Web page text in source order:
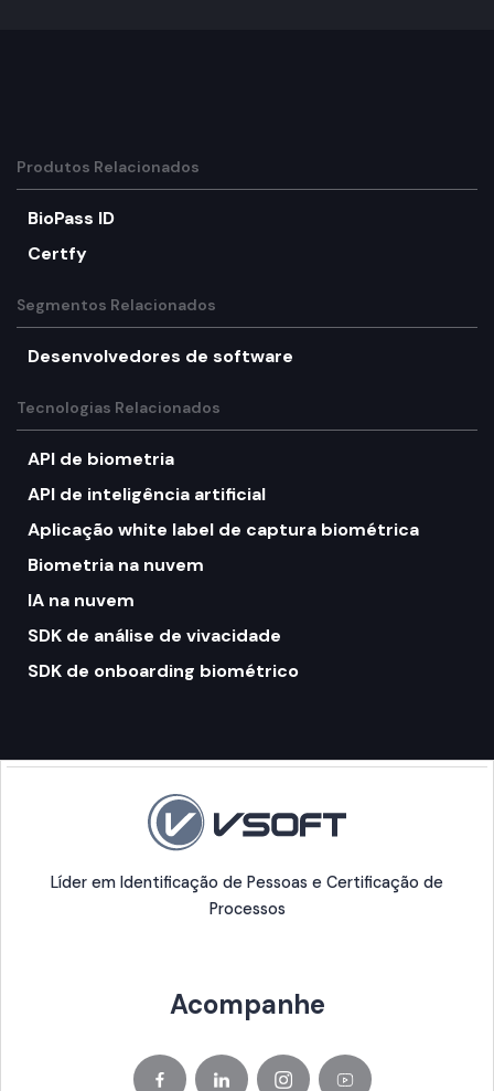
Produtos Relacionados
BioPass ID
Certfy
Segmentos Relacionados
Desenvolvedores de software
Tecnologias Relacionados
API de biometria
API de inteligência artificial
Aplicação white label de captura biométrica
Biometria na nuvem
IA na nuvem
SDK de análise de vivacidade
SDK de onboarding biométrico
Líder em Identificação de Pessoas e Certificação de
Processos
Acompanhe